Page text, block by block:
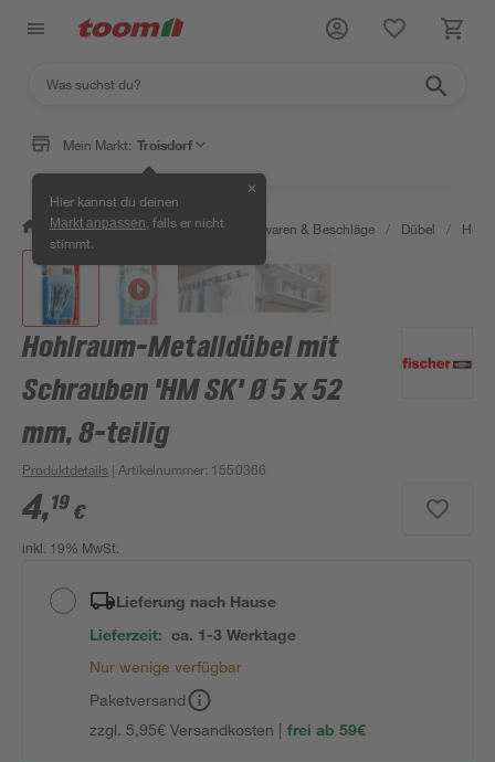
Mein Markt: Troisdorf
Hier kannst du deinen
Markt anpassen , falls er nicht
stimmt.
✕
/ Werkstatt & Maschinen / Eisenwaren & Beschläge / Dübel /
Hohlraum-Metalldübel mit
Schrauben 'HM SK' Ø 5 x 52
mm, 8-teilig
Produktdetails | Artikelnummer: 1550366
4,19 €
inkl. 19% MwSt.
Lieferung nach Hause
Lieferzeit: ca. 1-3 Werktage
Nur wenige verfügbar
Paketversand
zzgl. 5,95€ Versandkosten | frei ab 59€